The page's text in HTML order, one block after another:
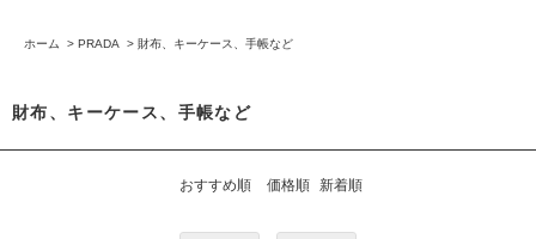
ホーム > PRADA > 財布、キーケース、手帳など
財布、キーケース、手帳など
おすすめ順 価格順 新着順